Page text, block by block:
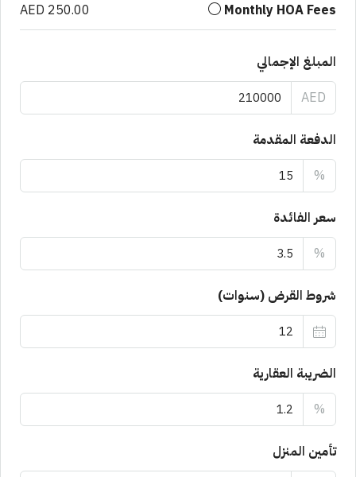
Monthly HOA Fees
AED 250.00
المبلغ الإجمالي
AED
الدفعة المقدمة
%
سعر الفائدة
%
شروط القرض (سنوات)
الضريبة العقارية
%
تأمين المنزل